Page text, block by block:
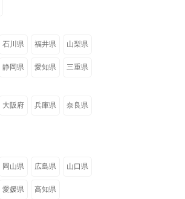
石川県 福井県 山梨県
静岡県 愛知県 三重県
大阪府 兵庫県 奈良県
岡山県 広島県 山口県
愛媛県 高知県